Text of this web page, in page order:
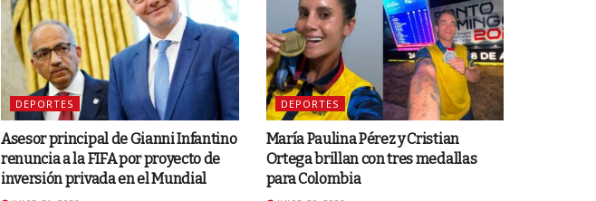
DEPORTES
Asesor principal de Gianni Infantino
renuncia a la FIFA por proyecto de
inversión privada en el Mundial
DEPORTES
María Paulina Pérez y Cristian
Ortega brillan con tres medallas
para Colombia